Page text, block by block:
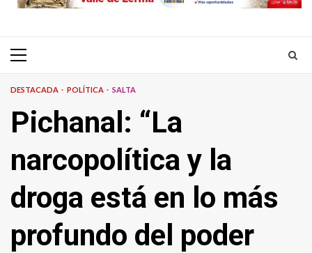
Primary
DESTACADA POLÍTICA SALTA
Pichanal: “La
narcopolítica y la
droga está en lo más
profundo del poder